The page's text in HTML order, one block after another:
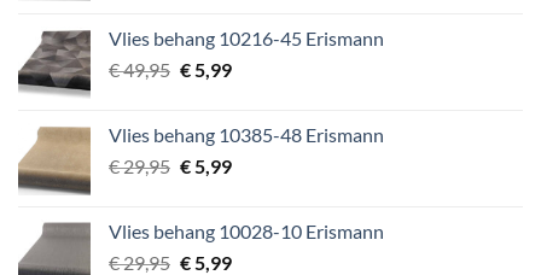
€ 39,95.€ 5,99.
Vlies behang 10216-45 Erismann
€49,95 Oorspronkelijke
€ 49,95.
€5,99Huidige
€ 5,99.
Vlies behang 10385-48 Erismann
€29,95 Oorspronkelijke
€ 29,95.
€5,99Huidige
€ 5,99.
Vlies behang 10028-10 Erismann
€29,95 Oorspronkelijke
€5,99Huidige